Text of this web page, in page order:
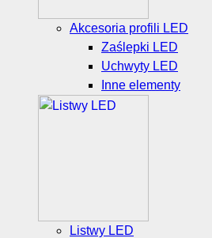
Akcesoria profili LED
Zaślepki LED
Uchwyty LED
Inne elementy
Listwy LED